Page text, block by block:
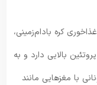
کره بادام‌زمینی،
بالایی دارد و به
با مغزهایی مانند